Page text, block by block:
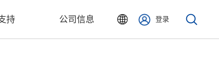
持 公司信息 登录